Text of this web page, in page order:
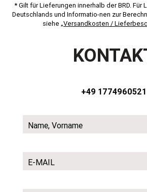
* Gilt für Lieferungen innerhalb der BRD. Für
Deutschlands und Informatio-nen zur
siehe „Versandkosten /
+49 1774960521
Name, Vorname
E-MAIL